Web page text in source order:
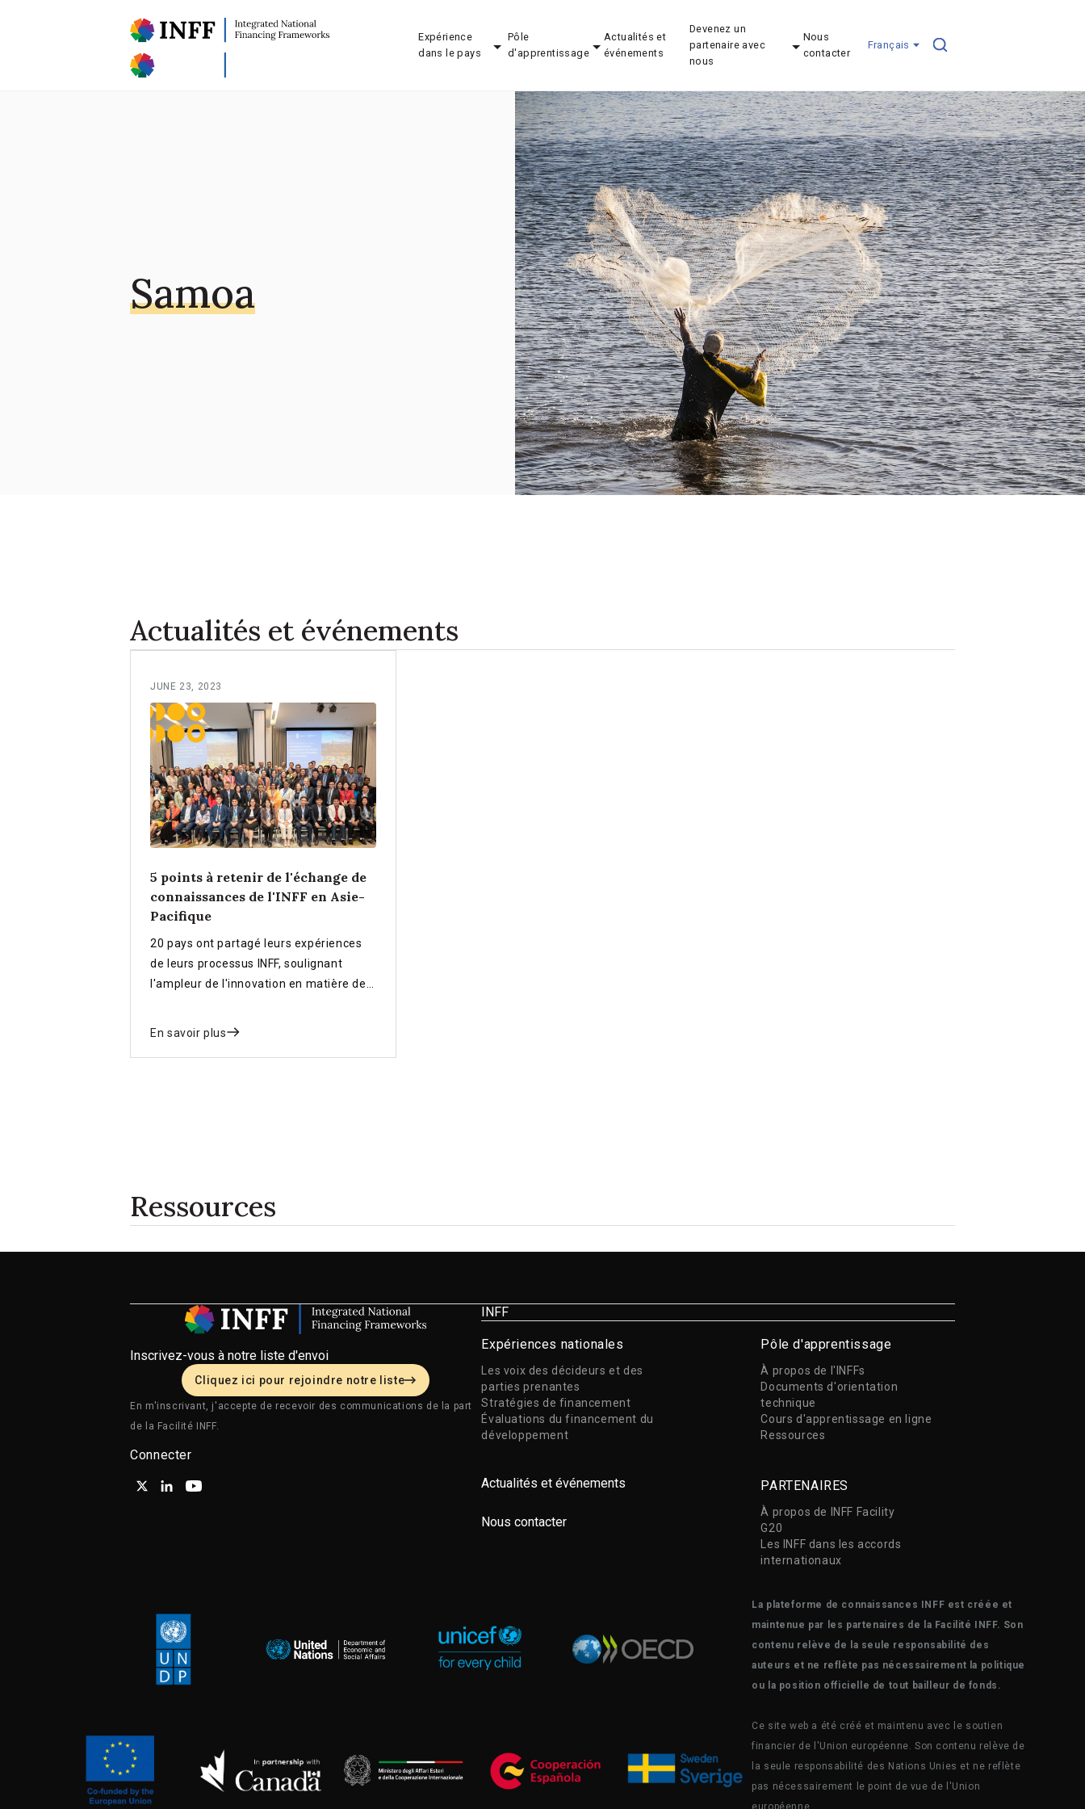
Expérience
dans le pays
Pôle
d'apprentissage
Actualités et
événements
Devenez un
partenaire avec
nous
Nous
contacter
Français
Samoa
Actualités et événements
JUNE 23, 2023
5 points à retenir de l'échange de
connaissances de l'INFF en Asie-
Pacifique
20 pays ont partagé leurs expériences
de leurs processus INFF, soulignant
l'ampleur de l'innovation en matière de
En savoir plus
Ressources
Inscrivez-vous à notre liste d'envoi
Cliquez ici pour rejoindre notre liste
En m'inscrivant, j'accepte de recevoir des communications de la part
de la Facilité INFF.
Connecter
INFF
Expériences nationales
Les voix des décideurs et des
parties prenantes
Stratégies de financement
Évaluations du financement du
développement
Pôle d'apprentissage
À propos de l'INFFs
Documents d'orientation
technique
Cours d'apprentissage en ligne
Ressources
Actualités et événements PARTENAIRES
À propos de INFF Facility
G20
Les INFF dans les accords
internationaux
Nous contacter
La plateforme de connaissances INFF est créée et
maintenue par les partenaires de la Facilité INFF. Son
contenu relève de la seule responsabilité des
auteurs et ne reflète pas nécessairement la politique
ou la position officielle de tout bailleur de fonds.
Ce site web a été créé et maintenu avec le soutien
financier de l'Union européenne. Son contenu relève de
la seule responsabilité des Nations Unies et ne reflète
pas nécessairement le point de vue de l'Union
européenne.